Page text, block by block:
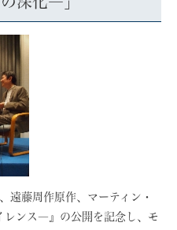
藤周作原作、マーティン・
レンス―』の公開を記念し、モ